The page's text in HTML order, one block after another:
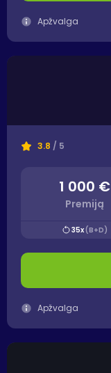
Apžvalga
3.8 / 5
1 000 €
Premiją
35x(B+D)
Apžvalga